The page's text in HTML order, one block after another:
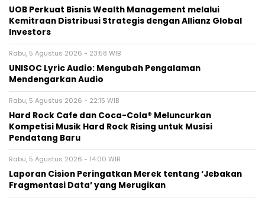
UOB Perkuat Bisnis Wealth Management melalui
Kemitraan Distribusi Strategis dengan Allianz Global
Investors
Rabu, 5 Agustus 2026 - 23:58 WIB
UNISOC Lyric Audio: Mengubah Pengalaman
Mendengarkan Audio
Rabu, 5 Agustus 2026 - 22:15 WIB
Hard Rock Cafe dan Coca-Cola® Meluncurkan
Kompetisi Musik Hard Rock Rising untuk Musisi
Pendatang Baru
Rabu, 5 Agustus 2026 - 14:00 WIB
Laporan Cision Peringatkan Merek tentang ‘Jebakan
Fragmentasi Data’ yang Merugikan